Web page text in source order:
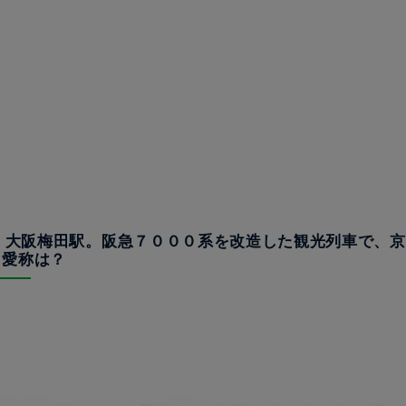
阪梅田駅。阪急７０００系を改造した観光列車で、
称は？